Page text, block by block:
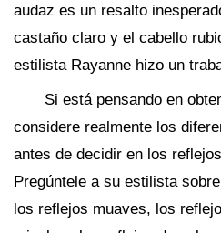
audaz es un resalto
castaño claro y el cabello
estilista Rayanne hizo un
Si está pensando en
considere realmente los
antes de decidir en los
Pregúntele a su estilista
los reflejos muaves, los